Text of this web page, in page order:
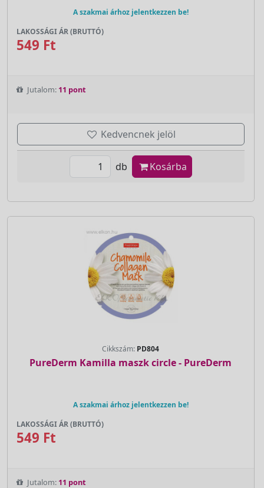
A szakmai árhoz jelentkezzen be!
LAKOSSÁGI ÁR (BRUTTÓ)
549 Ft
Jutalom: 11 pont
Kedvencnek jelöl
db Kosárba
Cikkszám: PD804
PureDerm Kamilla maszk circle - PureDerm
A szakmai árhoz jelentkezzen be!
LAKOSSÁGI ÁR (BRUTTÓ)
549 Ft
Jutalom: 11 pont